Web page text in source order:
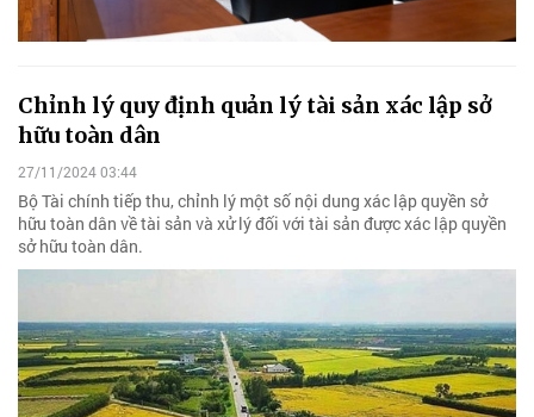
Chỉnh lý quy định quản lý tài sản xác lập sở
hữu toàn dân
27/11/2024 03:44
Bộ Tài chính tiếp thu, chỉnh lý một số nội dung xác lập quyền sở
hữu toàn dân về tài sản và xử lý đối với tài sản được xác lập quyền
sở hữu toàn dân.